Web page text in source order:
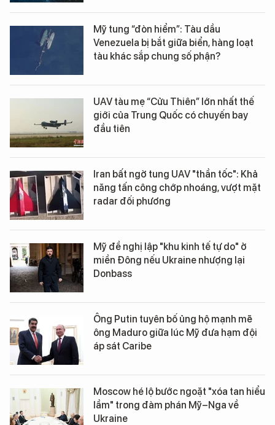
Mỹ tung “đòn hiểm”: Tàu dầu
Venezuela bị bắt giữa biển, hàng loạt
tàu khác sắp chung số phận?
UAV tàu mẹ “Cửu Thiên” lớn nhất thế
giới của Trung Quốc có chuyến bay
đầu tiên
Iran bất ngờ tung UAV "thần tốc": Khả
năng tấn công chớp nhoáng, vượt mặt
radar đối phương
Mỹ đề nghị lập "khu kinh tế tự do" ở
miền Đông nếu Ukraine nhượng lại
Donbass
Ông Putin tuyên bố ủng hộ mạnh mẽ
ông Maduro giữa lúc Mỹ đưa hạm đội
áp sát Caribe
Moscow hé lộ bước ngoặt "xóa tan hiểu
lầm" trong đàm phán Mỹ–Nga về
Ukraine